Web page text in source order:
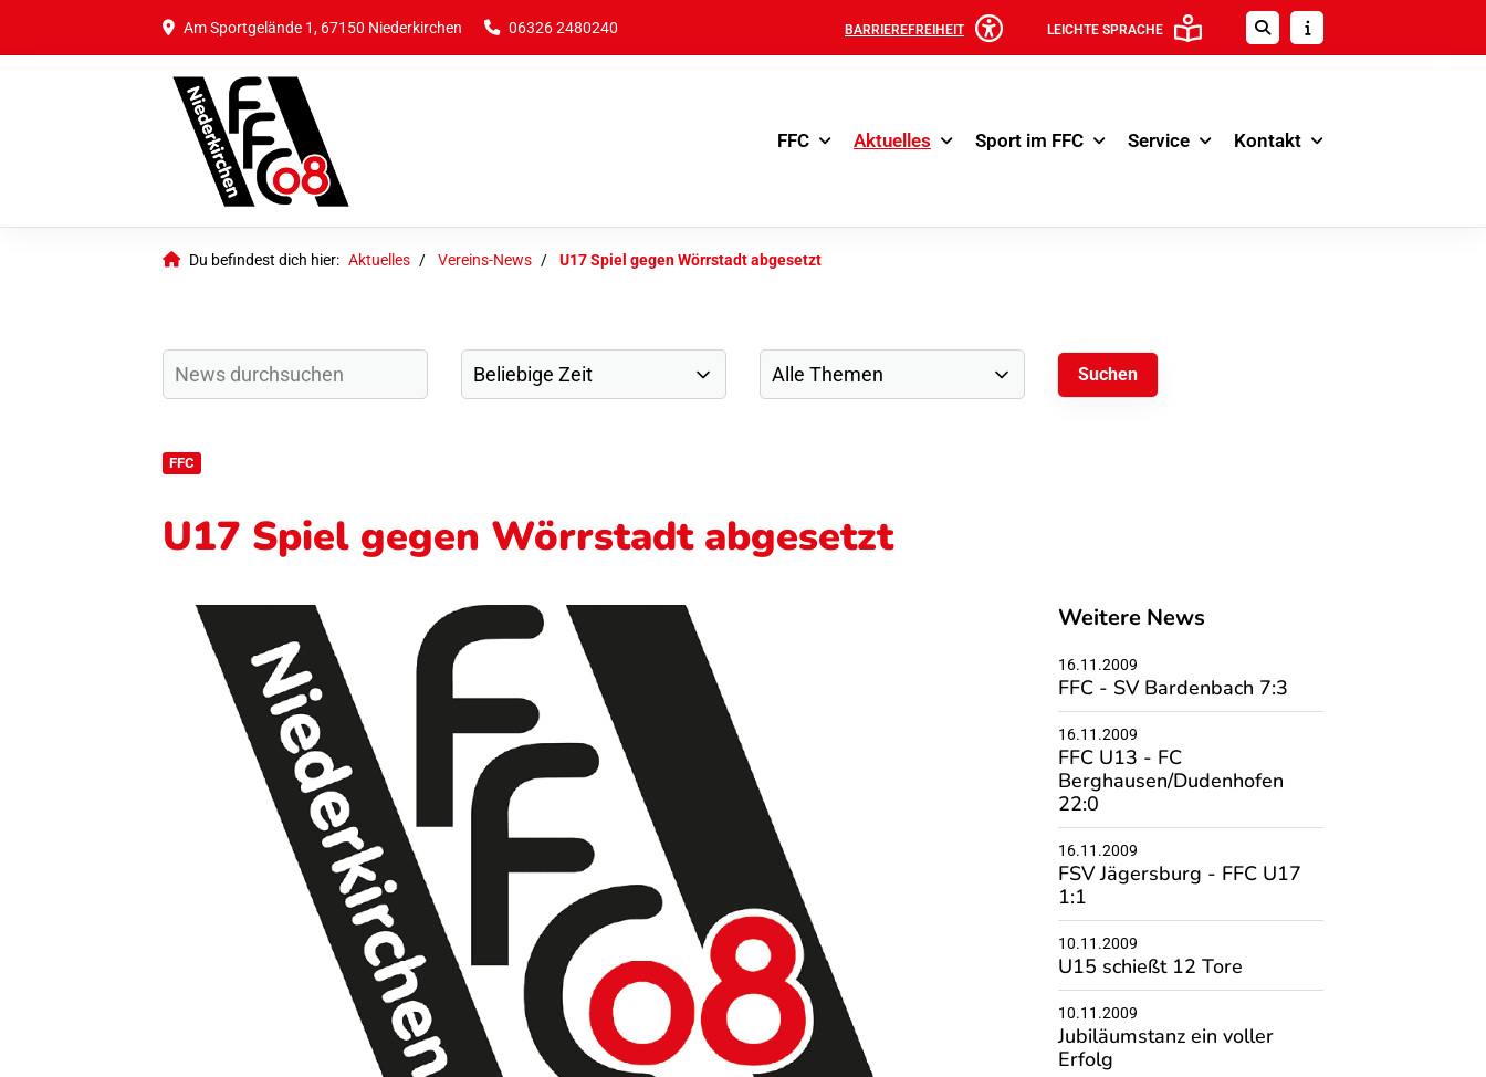
Am Sportgelände 1, 67150 Niederkirchen 06326 2480240 BARRIEREFREIHEIT LEICHTE SPRACHE
FFC Aktuelles Sport im FFC Service Kontakt
Du befindest dich hier: Aktuelles Vereins-News U17 Spiel gegen Wörrstadt abgesetzt
FFC
U17 Spiel gegen Wörrstadt abgesetzt
Weitere News
16.11.2009
FFC - SV Bardenbach 7:3
16.11.2009
FFC U13 - FC
Berghausen/Dudenhofen
22:0
16.11.2009
FSV Jägersburg - FFC U17
1:1
10.11.2009
U15 schießt 12 Tore
10.11.2009
Jubiläumstanz ein voller
Erfolg